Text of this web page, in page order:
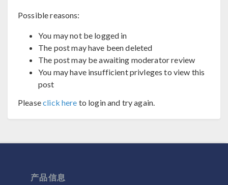
Possible reasons:
You may not be logged in
The post may have been deleted
The post may be awaiting moderator review
You may have insufficient privleges to view this
post
Pleaseclick here to login and try again.
产品信息